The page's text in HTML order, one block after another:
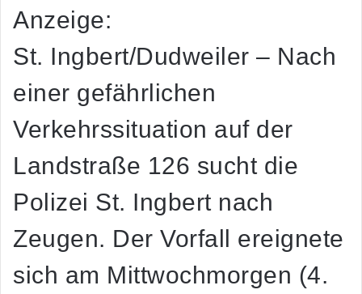
Anzeige:
St. Ingbert/Dudweiler – Nach
einer gefährlichen
Verkehrssituation auf der
Landstraße 126 sucht die
Polizei St. Ingbert nach
Zeugen. Der Vorfall ereignete
sich am Mittwochmorgen (4.